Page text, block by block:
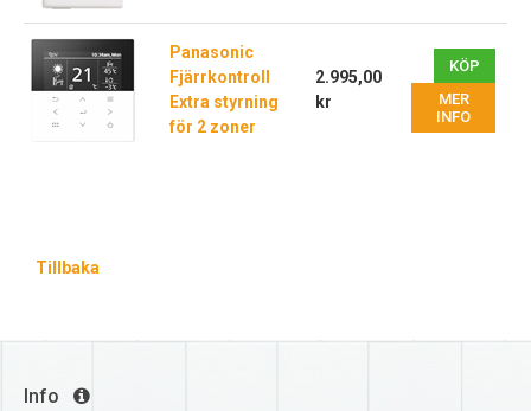
Panasonic
Fjärrkontroll
Extra styrning
för 2 zoner
2.995,00
kr
KÖP
MER
INFO
Tillbaka
Info